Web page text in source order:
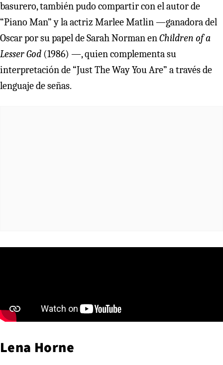
basurero, también pudo compartir con el autor de
“Piano Man” y la actriz Marlee Matlin —ganadora del
Oscar por su papel de Sarah Norman enChildren of a
Lesser God (1986) —, quien complementa su
interpretación de “Just The Way You Are” a través de
lenguaje de señas.
Lena Horne